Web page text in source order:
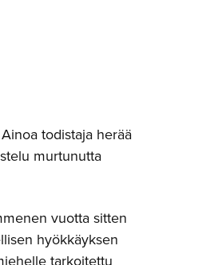
todistaja herää
murtunutta
vuotta sitten
hyökkäyksen